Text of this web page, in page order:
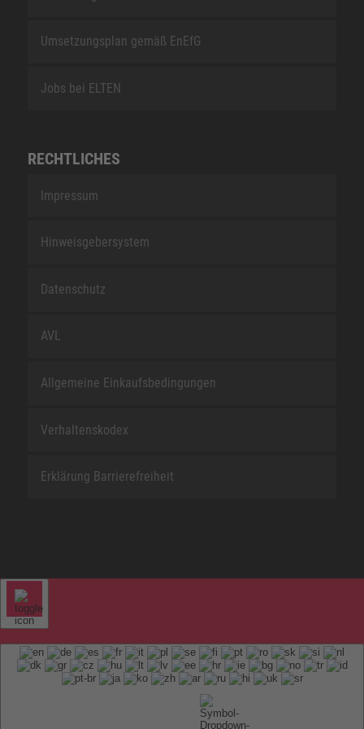
Umsetzungsplan gemäß EnEfG
Jobs bei ELTEN
RECHTLICHES
Impressum
Hinweisgebersystem
Datenschutz
AVL
Allgemeine Einkaufsbedingungen
Verhaltenskodex
Erklärung Barrierefreiheit